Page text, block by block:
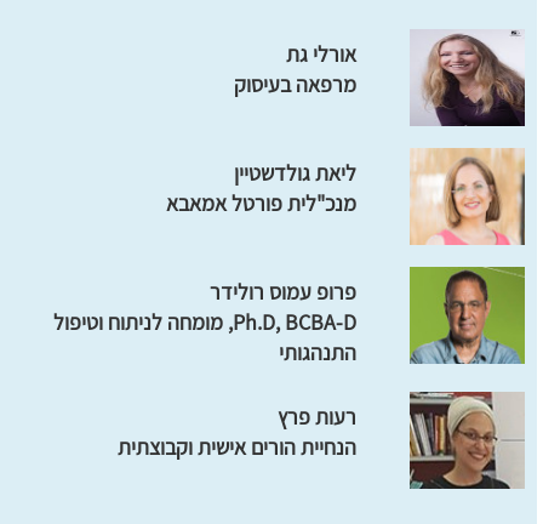
אורלי גת
מרפאה בעיסוק
ליאת גולדשטיין
מנכ"לית פורטל אמאבא
פרופ עמוס רולידר
Ph.D, BCBA-D, מומחה לניתוח וטיפול
התנהגותי
רעות פרץ
הנחיית הורים אישית וקבוצתית